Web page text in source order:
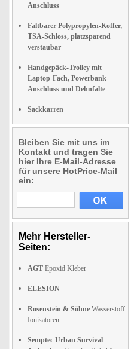
Anschluss
Faltbarer Polypropylen-Koffer,
TSA-Schloss, platzsparend
verstaubar
Handgepäck-Trolley mit
Laptop-Fach, Powerbank-
Anschluss und Dehnfalte
Sackkarren
Bleiben Sie mit uns im
Kontakt und tragen Sie
hier Ihre E-Mail-Adresse
für unsere HotPrice-Mail
ein:
Mehr Hersteller-
Seiten:
AGT Epoxid Kleber
ELESION
Rosenstein & Söhne Wasserstoff-
Ionisatoren
Semptec Urban Survival